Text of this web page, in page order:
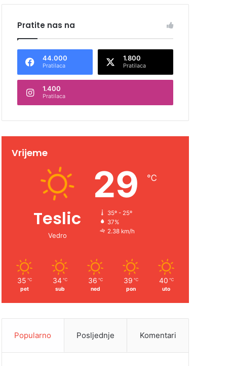
Pratite nas na
44.000
Pratilaca
1.800
Pratilaca
1.400
Pratilaca
Vrijeme
Teslic
Vedro
29 ℃
35º - 25º
37%
2.38 km/h
35 ℃
pet
34 ℃
sub
36 ℃
ned
39 ℃
pon
40 ℃
uto
Popularno Posljednje Komentari